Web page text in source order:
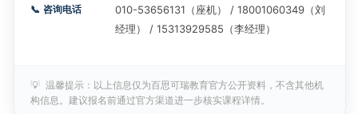
📞 咨询电话
010-53656131（座机） / 18001060349（刘
经理） / 15313929585（李经理）
💡 温馨提示：以上信息仅为百思可瑞教育官方公开资料，不含其他机
构信息。建议报名前通过官方渠道进一步核实课程详情。